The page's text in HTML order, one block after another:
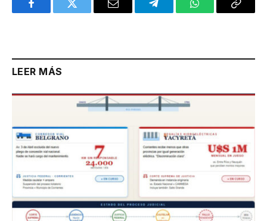
FacebookTwitter Email TelegramWhatsAppCopy
LEER MÁS